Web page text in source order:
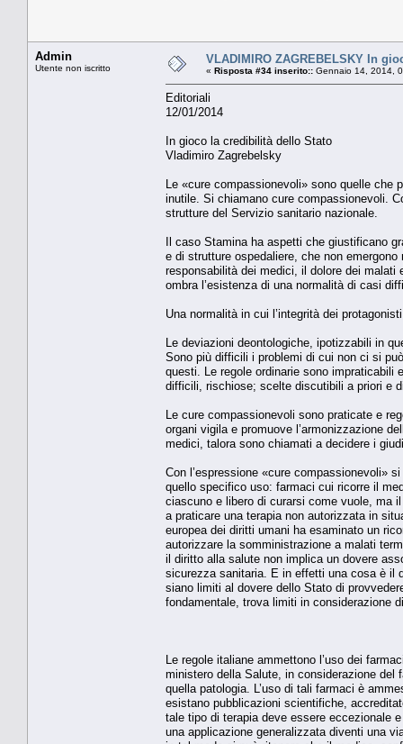
Admin
Utente non iscritto
VLADIMIRO ZAGREBELSKY In
« Risposta #34 inserito:: Gennaio 14, 2014,
Editoriali
12/01/2014
In gioco la credibilità dello Stato
Vladimiro Zagrebelsky
Le «cure compassionevoli» sono quelle che
inutile. Si chiamano cure compassionevoli.
strutture del Servizio sanitario nazionale.
Il caso Stamina ha aspetti che giustificano
e di strutture ospedaliere, che non
responsabilità dei medici, il dolore dei
ombra l’esistenza di una normalità di casi
Una normalità in cui l’integrità dei
Le deviazioni deontologiche, ipotizzabili in
Sono più difficili i problemi di cui non ci si
questi. Le regole ordinarie sono
difficili, rischiose; scelte discutibili a priori e
Le cure compassionevoli sono praticate e
organi vigila e promuove l’armonizzazione
medici, talora sono chiamati a decidere i
Con l’espressione «cure compassionevoli»
quello specifico uso: farmaci cui ricorre il
ciascuno e libero di curarsi come vuole, ma
a praticare una terapia non autorizzata in
europea dei diritti umani ha esaminato un
autorizzare la somministrazione a malati
il diritto alla salute non implica un dovere
sicurezza sanitaria. E in effetti una cosa è il
siano limiti al dovere dello Stato di
fondamentale, trova limiti in considerazione
Le regole italiane ammettono l’uso dei
ministero della Salute, in considerazione
quella patologia. L’uso di tali farmaci è
esistano pubblicazioni scientifiche,
tale tipo di terapia deve essere eccezionale
una applicazione generalizzata diventi una